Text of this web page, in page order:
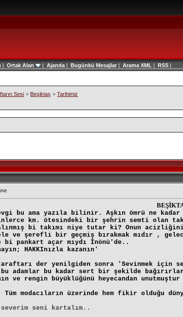
| Ortak Alan | Ajanda | Bugünkü Mesajlar| Arama XML | RSS |
Sesi > Beşiktaş >Tarihimiz
bu ama yazıla bilinir. Aşkın ömrü ne kadar
km. ötesindeki bir şehrin semti olan
bi takımı niye tutar ki? Onun
ve şerefli bir geçmiş bırakmak mıdır ,
pankart açar mıydı İnönü'de..
HAKKInızla kazanın'
der yenilgiden sonra 'Sevinmek için
bu adamlar bu kadar sert bir şekilde
ve rengin büyüklüğünü heyecandan
modacıların üzerinde hem fikir olduğu
seni kartalım..